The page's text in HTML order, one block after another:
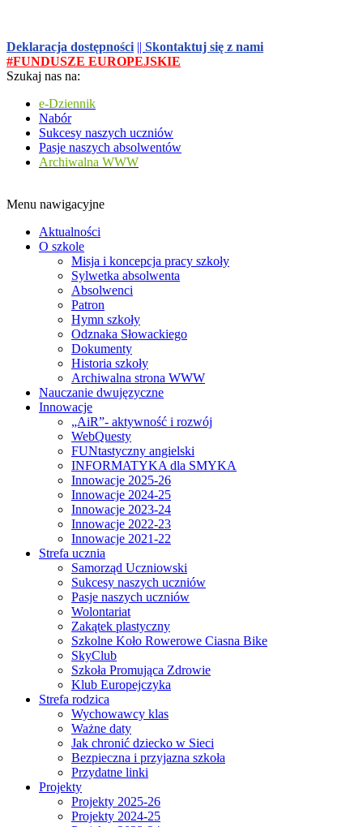
Deklaracja dostępności || Skontaktuj się z nami
#FUNDUSZE EUROPEJSKIE
Szukaj nas na:
e-Dziennik
Nabór
Sukcesy naszych uczniów
Pasje naszych absolwentów
Archiwalna WWW
Menu nawigacyjne
Aktualności
O szkole
Misja i koncepcja pracy szkoły
Sylwetka absolwenta
Absolwenci
Patron
Hymn szkoły
Odznaka Słowackiego
Dokumenty
Historia szkoły
Archiwalna strona WWW
Nauczanie dwujęzyczne
Innowacje
„AiR”- aktywność i rozwój
WebQuesty
FUNtastyczny angielski
INFORMATYKA dla SMYKA
Innowacje 2025-26
Innowacje 2024-25
Innowacje 2023-24
Innowacje 2022-23
Innowacje 2021-22
Strefa ucznia
Samorząd Uczniowski
Sukcesy naszych uczniów
Pasje naszych uczniów
Wolontariat
Zakątek plastyczny
Szkolne Koło Rowerowe Ciasna Bike
SkyClub
Szkoła Promująca Zdrowie
Klub Europejczyka
Strefa rodzica
Wychowawcy klas
Ważne daty
Jak chronić dziecko w Sieci
Bezpieczna i przyjazna szkoła
Przydatne linki
Projekty
Projekty 2025-26
Projekty 2024-25